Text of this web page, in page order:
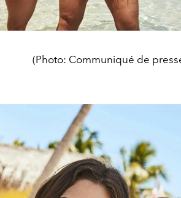
(Photo: Communiqué de